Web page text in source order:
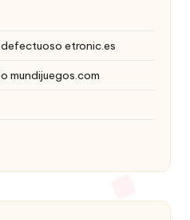
etronic.es
mundijuegos.com